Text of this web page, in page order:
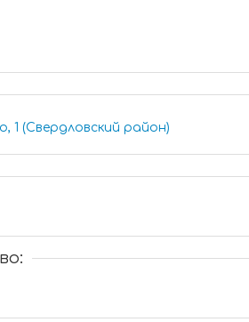
1 (Свердловский район)